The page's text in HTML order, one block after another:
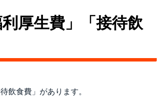
厚生費」「接待飲
飲食費」があります。